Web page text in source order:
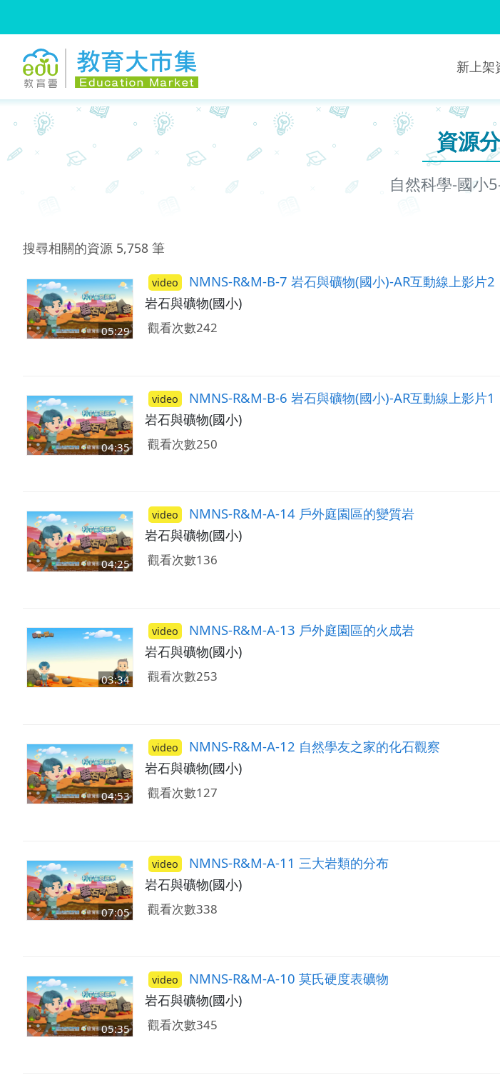
新上架
資源
自然科學-國小
搜尋相關的資源 5,758 筆
05:29
video NMNS-R&M-B-7 岩石與礦物(國小)-AR互動線上影片2
岩石與礦物(國小)
觀看次數242
04:35
video NMNS-R&M-B-6 岩石與礦物(國小)-AR互動線上影片1
岩石與礦物(國小)
觀看次數250
04:25
video NMNS-R&M-A-14 戶外庭園區的變質岩
岩石與礦物(國小)
觀看次數136
03:34
video NMNS-R&M-A-13 戶外庭園區的火成岩
岩石與礦物(國小)
觀看次數253
04:53
video NMNS-R&M-A-12 自然學友之家的化石觀察
岩石與礦物(國小)
觀看次數127
07:05
video NMNS-R&M-A-11 三大岩類的分布
岩石與礦物(國小)
觀看次數338
05:35
video NMNS-R&M-A-10 莫氏硬度表礦物
岩石與礦物(國小)
觀看次數345